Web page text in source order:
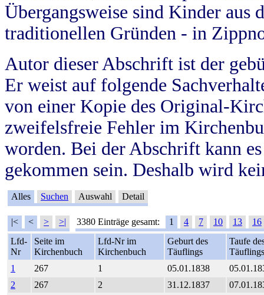
Übergangsweise sind Kinder aus
traditionellen Gründen - in
Autor dieser Abschrift ist der
Er weist auf folgende
von einer Kopie des Original-
zweifelsfreie Fehler im
worden. Bei der Abschrift kann
gekommen sein. Deshalb wird
Alles Suchen Auswahl Detail
|< < > >| 3380 Einträge gesamt: 1 4 7 10 13
16
Lfd-
Nr
Seite im
Kirchenbuch
Lfd-Nr im
Kirchenbuch
Geburt des
Täuflings
Taufe
Täuflings
1
267 1 05.01.1838
2
267 2 31.12.1837